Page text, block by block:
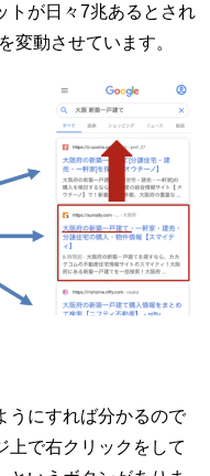
トが日々7兆あるとされ
変動させています。
うにすれば分かるので
上で右クリックをして